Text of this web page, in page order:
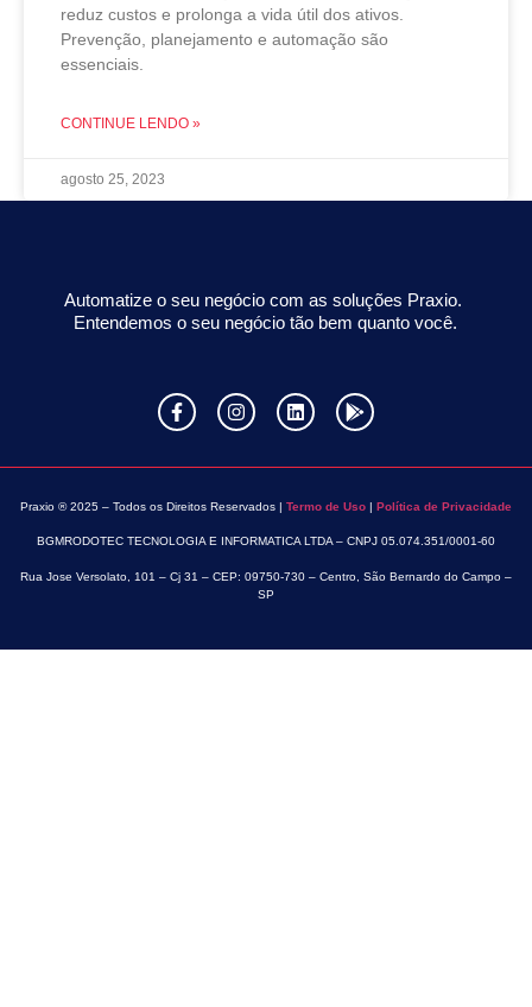
reduz custos e prolonga a vida útil dos ativos.
Prevenção, planejamento e automação são
essenciais.
CONTINUE LENDO »
agosto 25, 2023
Automatize o seu negócio com as soluções Praxio.
Entendemos o seu negócio tão bem quanto você.
Praxio ® 2025 – Todos os Direitos Reservados | Termo de Uso | Política de Privacidade
BGMRODOTEC TECNOLOGIA E INFORMATICA LTDA – CNPJ 05.074.351/0001-60
Rua Jose Versolato, 101 – Cj 31 – CEP: 09750-730 – Centro, São Bernardo do Campo –
SP